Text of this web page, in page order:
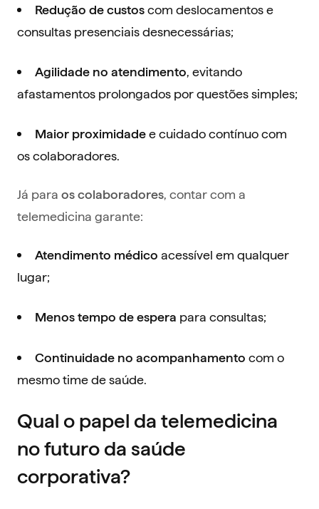
Redução de custos com deslocamentos e
consultas presenciais desnecessárias;
Agilidade no atendimento, evitando
afastamentos prolongados por questões simples;
Maior proximidade e cuidado contínuo com
os colaboradores.
Já para os colaboradores, contar com a
telemedicina garante:
Atendimento médico acessível em qualquer
lugar;
Menos tempo de espera para consultas;
Continuidade no acompanhamento com o
mesmo time de saúde.
Qual o papel da telemedicina
no futuro da saúde
corporativa?